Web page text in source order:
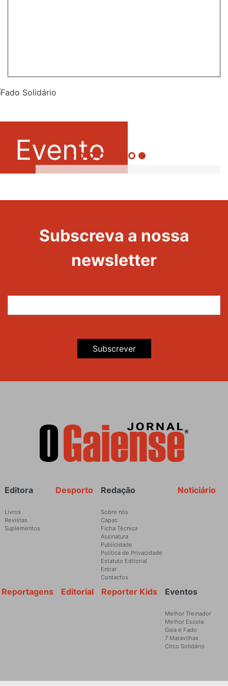
Evento
Subscreva a nossa
newsletter
Subscrever
Rodapé Noticiário
Redação
Sobre nós
Capas
Ficha Técnica
Assinatura
Publicidade
Política de Privacidade
Estatuto Editorial
Entrar
Contactos
Desporto
Editora
Livros
Revistas
Suplementos
Eventos
Melhor Treinador
Melhor Escola
Gaia é Fado
7 Maravilhas
Circo Solidário
Reporter Kids
Editorial
Reportagens